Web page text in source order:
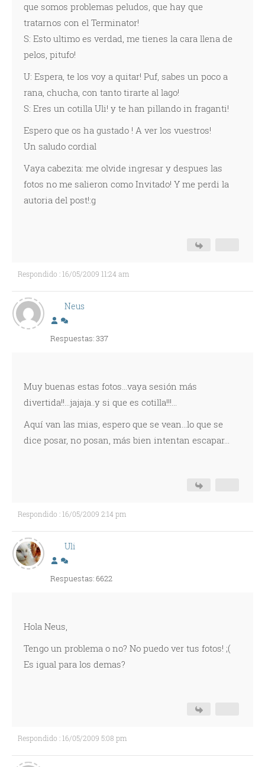
que somos problemas peludos, que hay que
tratarnos con el Terminator!
S: Esto ultimo es verdad, me tienes la cara llena de
pelos, pitufo!
U: Espera, te los voy a quitar! Puf, sabes un poco a
rana, chucha, con tanto tirarte al lago!
S: Eres un cotilla Uli! y te han pillando in fraganti!
Espero que os ha gustado ! A ver los vuestros!
Un saludo cordial
Vaya cabezita: me olvide ingresar y despues las
fotos no me salieron como Invitado! Y me perdi la
autoria del post!:g
Respondido : 16/05/2009 11:24 am
Neus
Respuestas: 337
Muy buenas estas fotos...vaya sesión más
divertida!!...jajaja..y si que es cotilla!!!...
Aquí­ van las mias, espero que se vean...lo que se
dice posar, no posan, más bien intentan escapar...
Respondido : 16/05/2009 2:14 pm
Uli
Respuestas: 6622
Hola Neus,
Tengo un problema o no? No puedo ver tus fotos! ;(
Es igual para los demas?
Respondido : 16/05/2009 5:08 pm